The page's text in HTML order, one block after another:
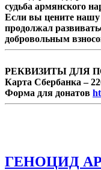
Федерального
обсудили разные
геноцида и способы
судьба армянского
Если вы цените нашу
продолжал
добровольным
РЕКВИЗИТЫ ДЛЯ
Карта Сбербанка –
Форма для донатов
ГЕНОЦИД